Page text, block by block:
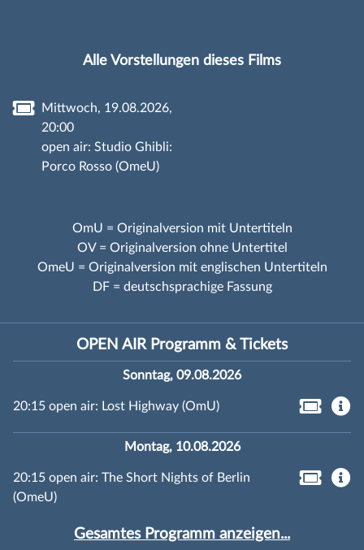
Alle Vorstellungen dieses Films
Mittwoch, 19.08.2026,
20:00
open air: Studio Ghibli:
Porco Rosso (OmeU)
OmU = Originalversion mit Untertiteln
OV = Originalversion ohne Untertitel
OmeU = Originalversion mit englischen Untertiteln
DF = deutschsprachige Fassung
OPEN AIR Programm & Tickets
Sonntag, 09.08.2026
20:15 open air: Lost Highway (OmU)
Montag, 10.08.2026
20:15 open air: The Short Nights of Berlin
(OmeU)
Gesamtes Programm anzeigen...